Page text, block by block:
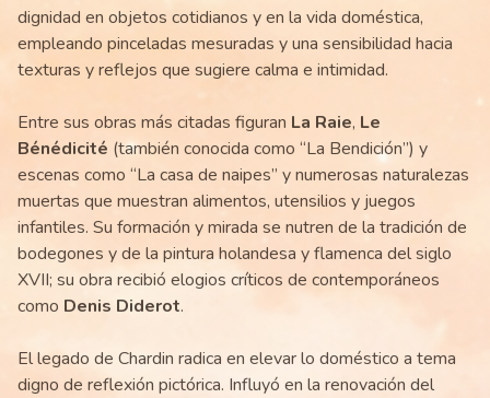
dignidad en objetos cotidianos y en la vida doméstica,
empleando pinceladas mesuradas y una sensibilidad hacia
texturas y reflejos que sugiere calma e intimidad.
Entre sus obras más citadas figuran La Raie, Le
Bénédicité (también conocida como “La Bendición”) y
escenas como “La casa de naipes” y numerosas naturalezas
muertas que muestran alimentos, utensilios y juegos
infantiles. Su formación y mirada se nutren de la tradición de
bodegones y de la pintura holandesa y flamenca del siglo
XVII; su obra recibió elogios críticos de contemporáneos
como Denis Diderot.
El legado de Chardin radica en elevar lo doméstico a tema
digno de reflexión pictórica. Influyó en la renovación del